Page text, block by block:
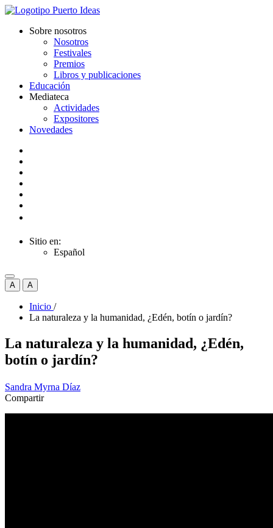
Sobre nosotros
Nosotros
Festivales
Premios
Libros y publicaciones
Educación
Mediateca
Actividades
Expositores
Novedades
Sitio en:
Español
A A
Inicio /
La naturaleza y la humanidad, ¿Edén, botín o jardín?
La naturaleza y la humanidad, ¿Edén,
botín o jardín?
Sandra Myrna Díaz
Compartir